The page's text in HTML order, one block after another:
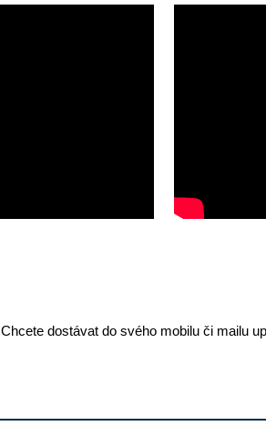
Chcete dostávat do svého mobilu či mailu